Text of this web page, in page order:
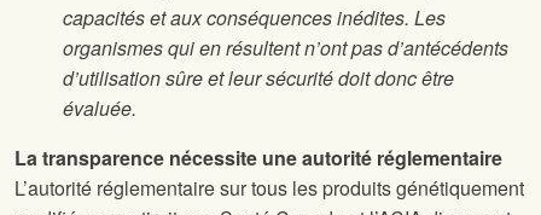
capacités et aux conséquences inédites. Les
organismes qui en résultent n’ont pas d’antécédents
d’utilisation sûre et leur sécurité doit donc être
évaluée.
La transparence nécessite une autorité réglementaire
L’autorité réglementaire sur tous les produits génétiquement